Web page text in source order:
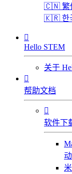
🇨🇳 繁
🇰🇷 한

Hello STEM
关于

帮助文档

软件下